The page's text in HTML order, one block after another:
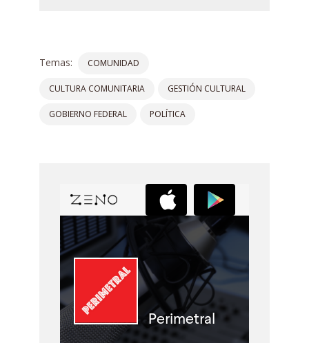
Temas: COMUNIDAD
CULTURA COMUNITARIA GESTIÓN CULTURAL
GOBIERNO FEDERAL POLÍTICA